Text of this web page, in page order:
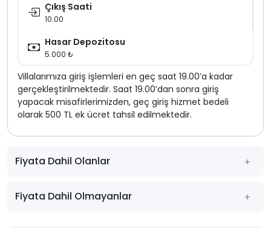
Çıkış Saati
10:00
Hasar Depozitosu
5.000 ₺
Villalarımıza giriş işlemleri en geç saat 19.00’a kadar
gerçekleştirilmektedir. Saat 19.00’dan sonra giriş
yapacak misafirlerimizden, geç giriş hizmet bedeli
olarak 500 TL ek ücret tahsil edilmektedir.
Fiyata Dahil Olanlar
Fiyata Dahil Olmayanlar